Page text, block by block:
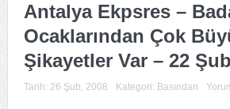
Antalya Ekpsres –
Ocaklarından Çok
Şikayetler Var – 22
Tarih: 26 Şub, 2008 Kategori: Basından